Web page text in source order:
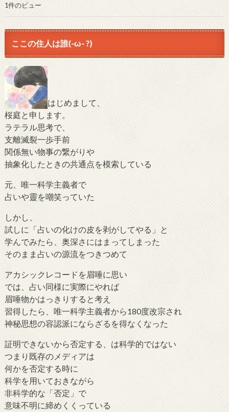
1件のビュー
ここの住人は誰(-ω- ?)
はじめまして、
桜庭と申します。
ラテラル思考で、
支離滅裂一歩手前
関係無い物事の繋がりや
抽象化したときの共通点を模索している
元、唯一科学主義者で
占いや靈を嘲笑っていた
しかし、
試しに「占いの化けの皮を剥がしてやる」と
学んでみたら、奥深さにはまってしまった
そのまま占いの源流をつきつめて
アカシックレコードを眉唾に思い
では、占い同様に実際にやれば
眉唾物かはっきりすると考え
習得したら、唯一科学主義者から180度改宗され
神秘思想の容認派にならざるを得なくなった
証明できないから否定する、は科学的ではない
つまり既存のメディアは
何かを否定する時に
科学を用いておきながら
非科学的な「否定」で
意味不明に締めくくっている